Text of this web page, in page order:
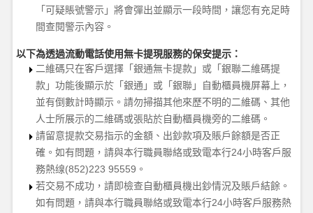
「可疑賬號警示」將會彈出並顯示一段時間，讓您有充足時
間查閱警示內容。
以下為透過流動電話使用無卡提現服務的保安提示：
二維碼只在客戶選擇「銀通無卡提款」或「銀聯二維碼提
款」功能後顯示於「銀通」或「銀聯」自動櫃員機屏幕上，
並有倒數計時顯示。請勿掃描其他來歷不明的二維碼、其他
人士所展示的二維碼或張貼於自動櫃員機旁的二維碼。
請留意提款交易指示的金額、出鈔款項及賬戶餘額是否正
確。如有問題，請與本行職員聯絡或致電本行24小時客戶服
務熱缐(852)223 95559。
若交易不成功，請即檢查自動櫃員機出鈔情況及賬戶結餘。
如有問題，請與本行職員聯絡或致電本行24小時客戶服務熱